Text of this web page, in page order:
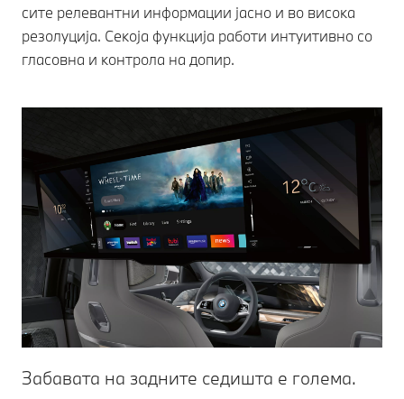
сите релевантни информации јасно и во висока
резолуција. Секоја функција работи интуитивно со
гласовна и контрола на допир.
Забавата на задните седишта е голема.